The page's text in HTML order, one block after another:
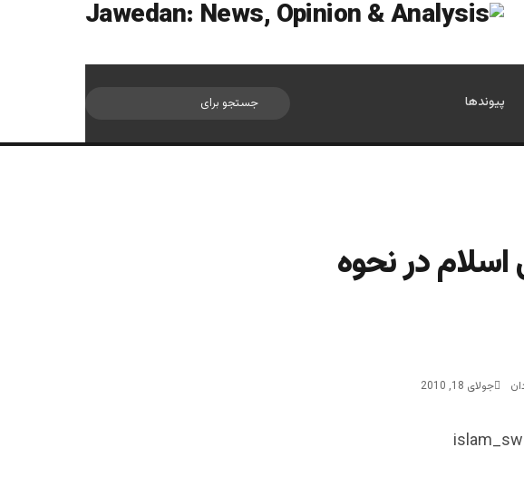
پیوندها
جستجو
در نحوه
جولای 18, 2010